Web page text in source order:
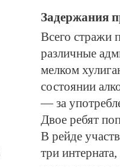
Задержания
Всего стражи
различные
мелком
состоянии
— за
Двое ребят
В рейде
три